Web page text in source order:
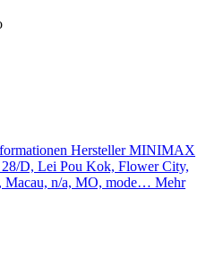
Hersteller MINIMAX
D, Lei Pou Kok, Flower City,
Macau, n/a, MO, mode… Mehr